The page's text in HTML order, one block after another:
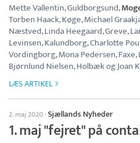
Mette Vallentin, Guldborgsund,
Torben Haack, Køge, Michael
Næstved, Linda Heegaard, Greve,
Levinsen, Kalundborg, Charlotte
Vordingborg, Mona Pedersen,
Bjørnlund Nielsen, Holbæk og Joan
LÆS ARTIKEL
2. maj 2020·Sjællands Nyheder
1. maj "fejret" på